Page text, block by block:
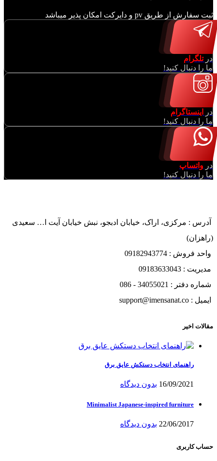
ثبت سفارش از طریق pv و دایرکت امکان پذیر میباشد
درتلگرام
ما را دنبال کنید!
در
اینستاگرام
ما را دنبال کنید!
در واتساپ
ما را دنبال کنید!
آدرس : مرکزی، اراک، خیابان ادبجو، نبش خیابان آیت ا… سعیدی
(راهزان)
واحد فروش : 09182943774
مدیریت : 09183633043
شماره دفتر : 34055021 - 086
ایمیل : support@imensanat.co
مقالات اخیر
راهنمای انتخاب دستکش عایق برق
16/09/2021 بدون دیدگاه
Minimalist Japanese-inspired furniture
22/06/2017 بدون دیدگاه
حساب کاربری